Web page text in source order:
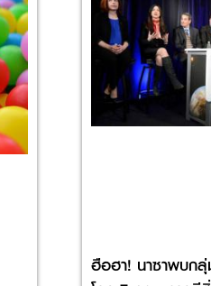
ฮือฮา! นาซาพบกลุ่